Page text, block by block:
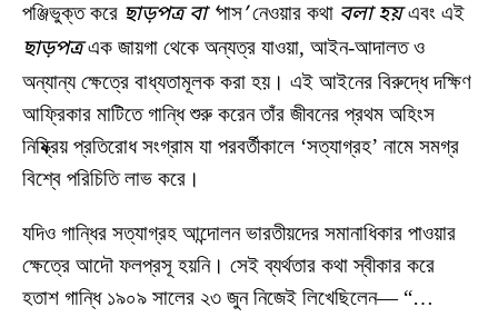
পঞ্জিভুক্ত করে ছাড়পত্র বা ‘পাস’নেওয়ার কথা বলা হয়এবং এই
ছাড়পত্রএক জায়গা থেকে অন্যত্র যাওয়া, আইন-আদালত ও
অন্যান্য ক্ষেত্রে বাধ্যতামূলক করা হয়। এই আইনের বিরুদ্ধে দক্ষিণ
আফ্রিকার মাটিতে গান্ধি শুরু করেন তাঁর জীবনের প্রথম অহিংস
নিষ্ক্রিয় প্রতিরোধ সংগ্রাম যা পরবর্তীকালে ‘সত্যাগ্রহ’ নামে সমগ্র
বিশ্বে পরিচিতি লাভ করে।
যদিও গান্ধির সত্যাগ্রহ আন্দোলন ভারতীয়দের সমানাধিকার পাওয়ার
ক্ষেত্রে আদৌ ফলপ্রসূ হয়নি। সেই ব্যর্থতার কথা স্বীকার করে
হতাশ গান্ধি ১৯০৯ সালের ২৩ জুন নিজেই লিখেছিলেন— “…